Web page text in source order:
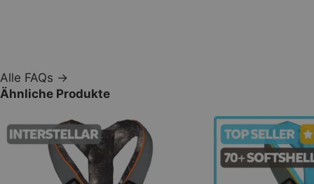
Alle FAQs →
Ähnliche Produkte